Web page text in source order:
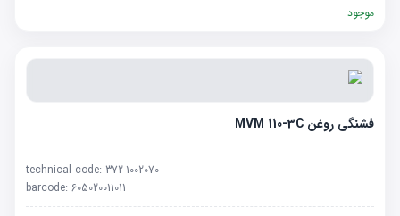
موجود
فشنگی روغن MVM 110-3C
technical code: 372-1002070
barcode: 605020011011